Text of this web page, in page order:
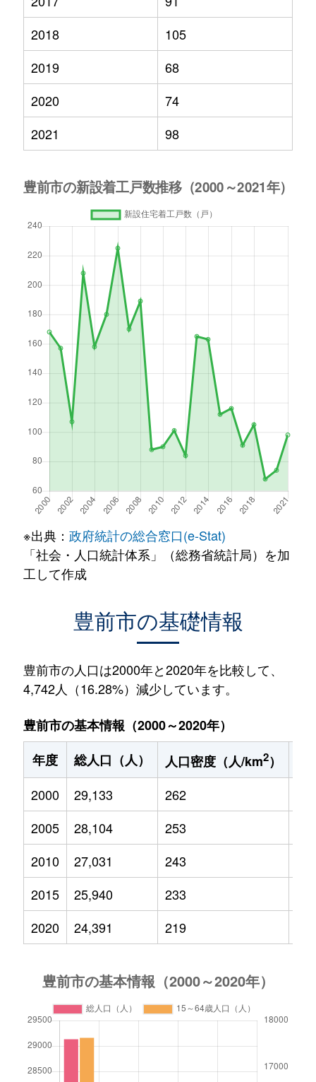
2018
105
2019
68
2020
74
2021
98
※出典： 政府統計の総合窓口(e-Stat)
「社会・人口統計体系」（総務省統計局）を加
工して作成
豊前市の基礎情報
豊前市の人口は2000年と2020年を比較して、
4,742人（16.28%）減少しています。
豊前市の基本情報（2000～2020年）
年度
総人口（人） 人口密度（人/km2）
2000
29,133 262
2005
28,104 253
2010
27,031 243
2015
25,940 233
2020
24,391 219